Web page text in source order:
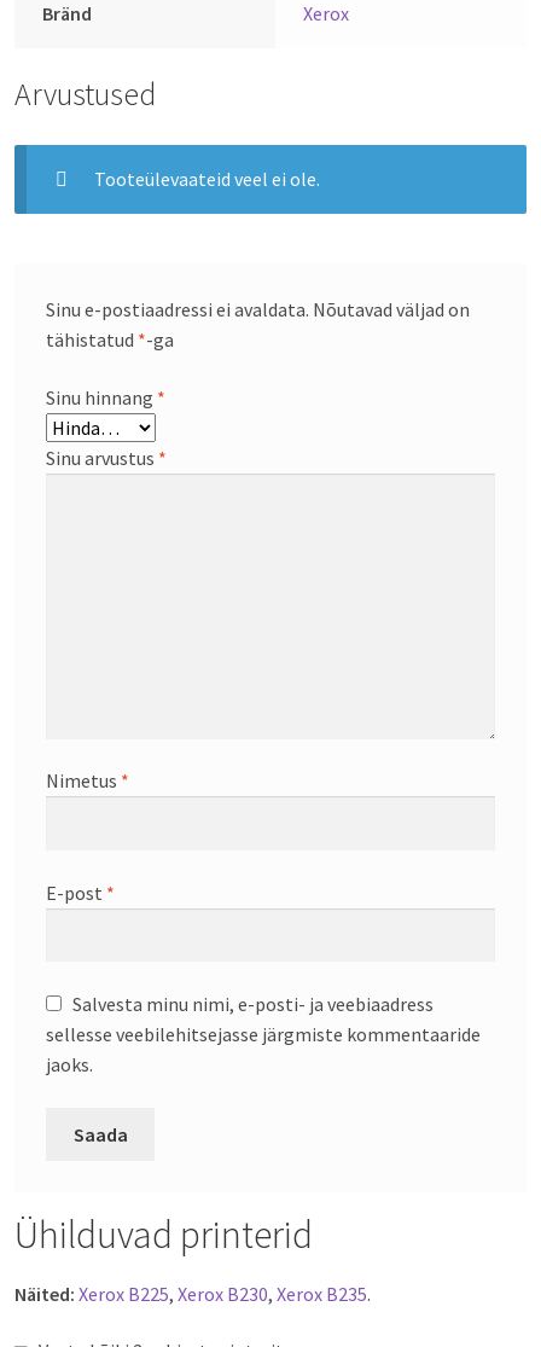
Bränd Xerox
Arvustused
Tooteülevaateid veel ei ole.
Sinu e-postiaadressi ei avaldata. Nõutavad väljad on
tähistatud *-ga
Sinu hinnang *
Sinu arvustus *
Nimetus *
E-post *
Salvesta minu nimi, e-posti- ja veebiaadress
sellesse veebilehitsejasse järgmiste kommentaaride
jaoks.
Ühilduvad printerid
Näited: Xerox B225, Xerox B230, Xerox B235.